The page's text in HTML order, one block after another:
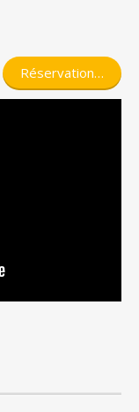
Réservation…